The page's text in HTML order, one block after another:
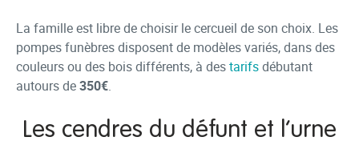
La famille est libre de choisir le cercueil de son choix. Les
pompes funèbres disposent de modèles variés, dans des
couleurs ou des bois différents, à destarifsdébutant
autours de350€.
Les cendres du défunt et l’urne